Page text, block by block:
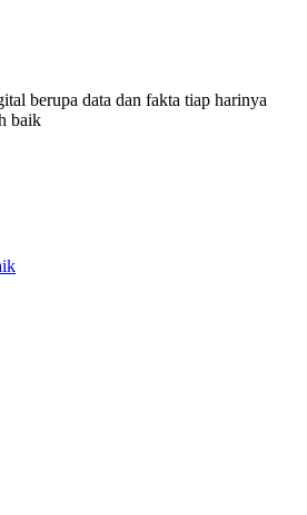
berupa data dan fakta tiap harinya
baik